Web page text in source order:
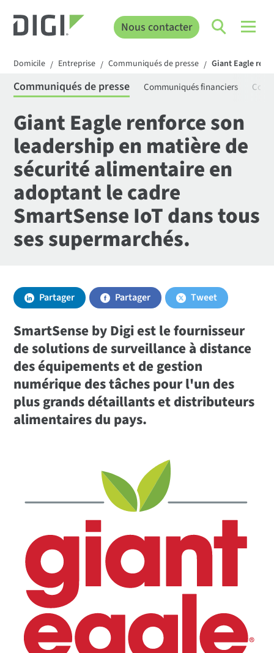
Nous contacter
Domicile / Entreprise / Communiqués de presse / Giant Eagle
Communiqués de presse Communiqués financiers
Giant Eagle renforce son
leadership en matière de
sécurité alimentaire en
adoptant le cadre
SmartSense IoT dans tous
ses supermarchés.
Partager Partager Tweet
SmartSense by Digi est le fournisseur
de solutions de surveillance à distance
des équipements et de gestion
numérique des tâches pour l'un des
plus grands détaillants et distributeurs
alimentaires du pays.